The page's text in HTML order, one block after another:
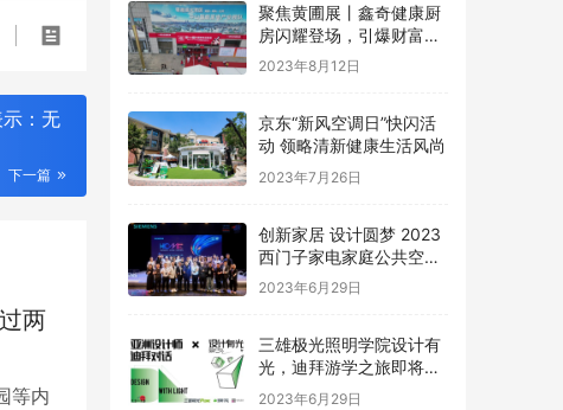
：无
下一篇
两
等内
聚焦黄圃展丨鑫奇健康厨
房闪耀登场，引爆财富盛
宴
2023年8月12日
京东“新风空调日”快闪活
动 领略清新健康生活风尚
2023年7月26日
创新家居 设计圆梦 2023
西门子家电家庭公共空间
设计大赛圆满礼成
2023年6月29日
三雄极光照明学院设计有
光，迪拜游学之旅即将启
程
2023年6月29日